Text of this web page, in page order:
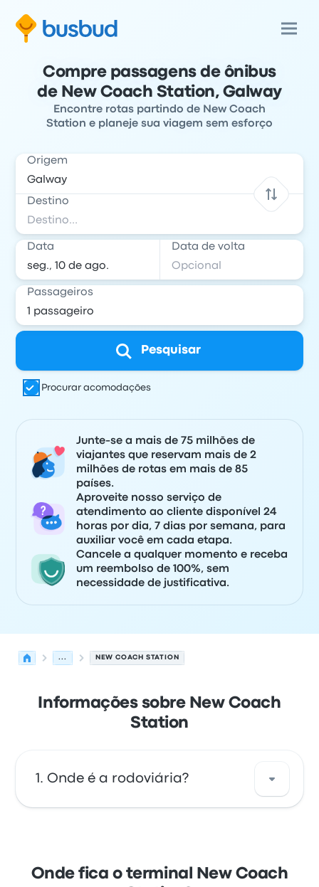
Compre passagens de ônibus
de New Coach Station, Galway
Encontre rotas partindo de New Coach
Station e planeje sua viagem sem esforço
Origem
Destino
Data Data de volta
Passageiros
Pesquisar
Procurar acomodações
Junte-se a mais de 75 milhões de
viajantes que reservam mais de 2
milhões de rotas em mais de 85
países.
Aproveite nosso serviço de
atendimento ao cliente disponível 24
horas por dia, 7 dias por semana, para
auxiliar você em cada etapa.
Cancele a qualquer momento e receba
um reembolso de 100%, sem
necessidade de justificativa.
... NEW COACH STATION
Informações sobre New Coach
Station
Onde é a rodoviária?
Ireland. Veja a localização desta parada de
ônibus em Galway no mapa.
Onde fica o terminal New Coach